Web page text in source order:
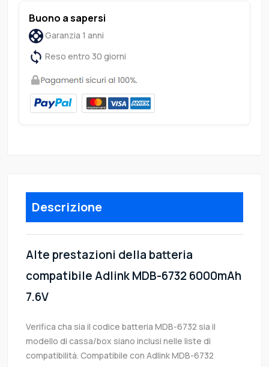
Buono a sapersi
Garanzia 1 anni
Reso entro 30 giorni
Descrizione
Alte prestazioni della batteria
compatibile Adlink MDB-6732 6000mAh
7.6V
Verifica cha sia il codice batteria MDB-6732 sia il
modello di cassa/box siano inclusi nelle liste di
compatibilità. Compatibile con Adlink MDB-6732